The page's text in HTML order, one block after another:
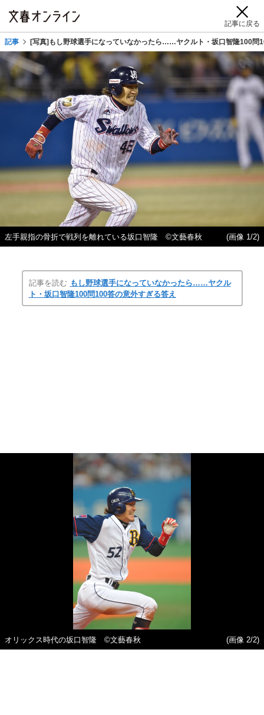
記事に戻る
記事 [写真]もし野球選手になっていなかったら……ヤクルト・坂口智隆100問
左手親指の骨折で戦列を離れている坂口智隆 ©文藝春秋 (画像 1/2)
記事を読む もし野球選手になっていなかったら……ヤクル
ト・坂口智隆100問100答の意外すぎる答え
オリックス時代の坂口智隆 ©文藝春秋 (画像 2/2)